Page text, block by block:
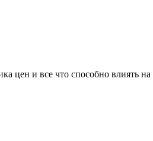
цен и все что способно влиять